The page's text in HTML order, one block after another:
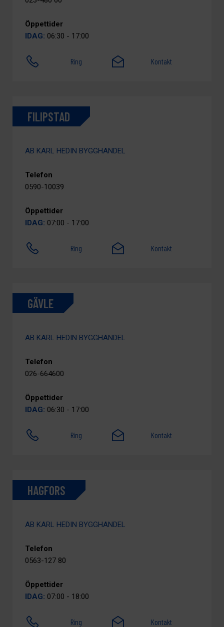
Öppettider
IDAG: 06:30 - 17:00
Ring Kontakt
FILIPSTAD
AB KARL HEDIN BYGGHANDEL
Telefon
0590-10039
Öppettider
IDAG: 07:00 - 17:00
Ring Kontakt
GÄVLE
AB KARL HEDIN BYGGHANDEL
Telefon
026-664600
Öppettider
IDAG: 06:30 - 17:00
Ring Kontakt
HAGFORS
AB KARL HEDIN BYGGHANDEL
Telefon
0563-127 80
Öppettider
IDAG: 07:00 - 18:00
Ring Kontakt